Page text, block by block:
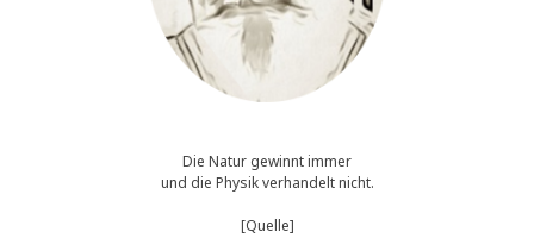
Die Natur gewinnt immer
und die Physik verhandelt nicht.
[Quelle]